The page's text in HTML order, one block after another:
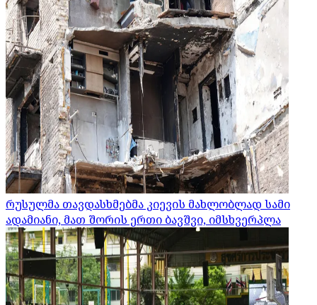
რუსულმა თავდასხმებმა კიევის მახლობლად სამი
ადამიანი, მათ შორის ერთი ბავშვი, იმსხვერპლა